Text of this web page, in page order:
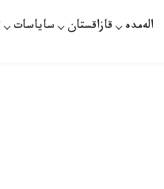
الەمدە قازاقستان ساياسات